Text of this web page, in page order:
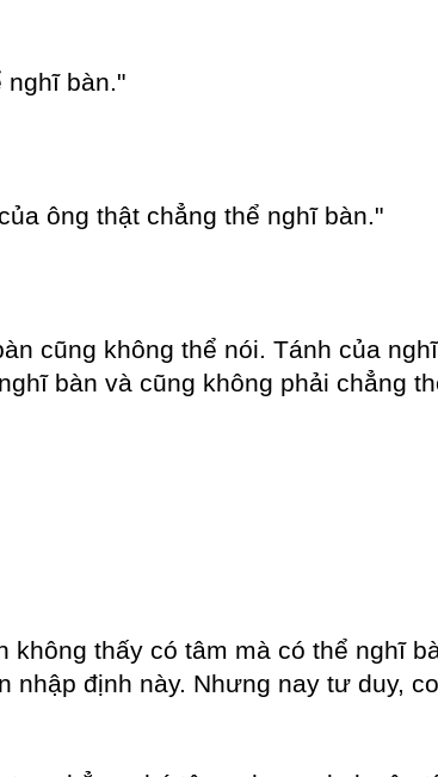
nghĩ bàn."
ông thật chẳng thể nghĩ bàn."
cũng không thể nói. Tánh của
bàn và cũng không phải chẳng
thấy có tâm mà có thể nghĩ
định này. Nhưng nay tư duy,